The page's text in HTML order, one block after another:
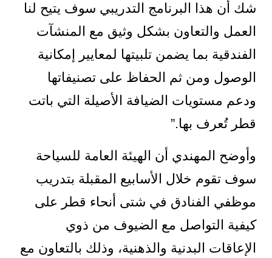
شك أن هذا البرنامج التدريبي سوف يتيح لنا
العمل والتعاون بشكل وثيق مع المنشآت
الفندقية بما يضمن تلبيتها لمعايير إمكانية
الوصول ومن ثم الحفاظ على تصنيفاتها
ودعم مستويات الضيافة الأصيلة التي باتت
قطر تُعرف بها.”
وأوضح المهندي أن الهيئة العامة للسياحة
سوف تقوم خلال الأسابيع المقبلة بتدريب
موظفي الفنادق في شتى أنحاء قطر على
كيفية التواصل مع الضيوف من ذوي
الإعاقات البدنية والذهنية، وذلك بالتعاون مع